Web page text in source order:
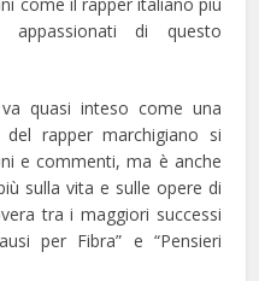
di questo
va quasi inteso come una
rapper marchigiano si
e commenti, ma è anche
sulla vita e sulle opere di
tra i maggiori successi
per Fibra” e “Pensieri